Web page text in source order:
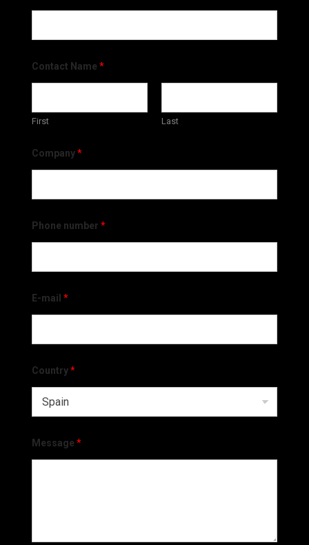
Contact Name *
First Last
Company*
Phone number *
E-mail *
Country*
Message *